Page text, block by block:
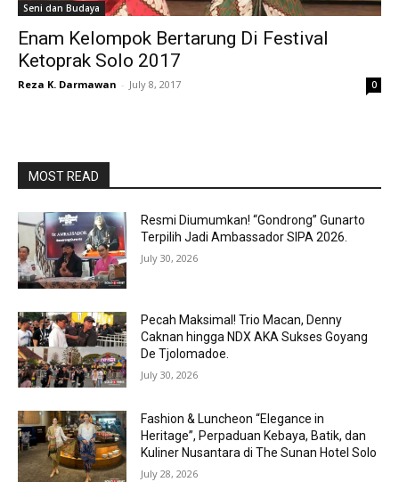
Seni dan Budaya
Enam Kelompok Bertarung Di Festival
Ketoprak Solo 2017
Reza K. Darmawan - July 8, 2017 0
MOST READ
Resmi Diumumkan! “Gondrong” Gunarto
Terpilih Jadi Ambassador SIPA 2026.
July 30, 2026
Pecah Maksimal! Trio Macan, Denny
Caknan hingga NDX AKA Sukses Goyang
De Tjolomadoe.
July 30, 2026
Fashion & Luncheon “Elegance in
Heritage”, Perpaduan Kebaya, Batik, dan
Kuliner Nusantara di The Sunan Hotel Solo
July 28, 2026